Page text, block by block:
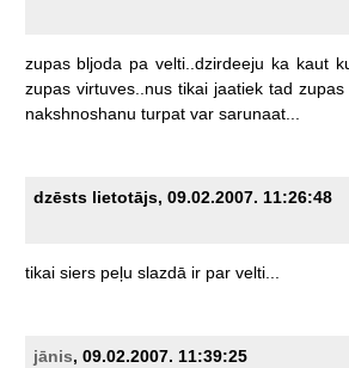
zupas bljoda pa velti..dzirdeeju ka kaut
zupas virtuves..nus tikai jaatiek tad zupas
nakshnoshanu turpat var sarunaat...
dzēsts lietotājs, 09.02.2007. 11:26:48
tikai siers peļu slazdā ir par velti...
jānis, 09.02.2007. 11:39:25